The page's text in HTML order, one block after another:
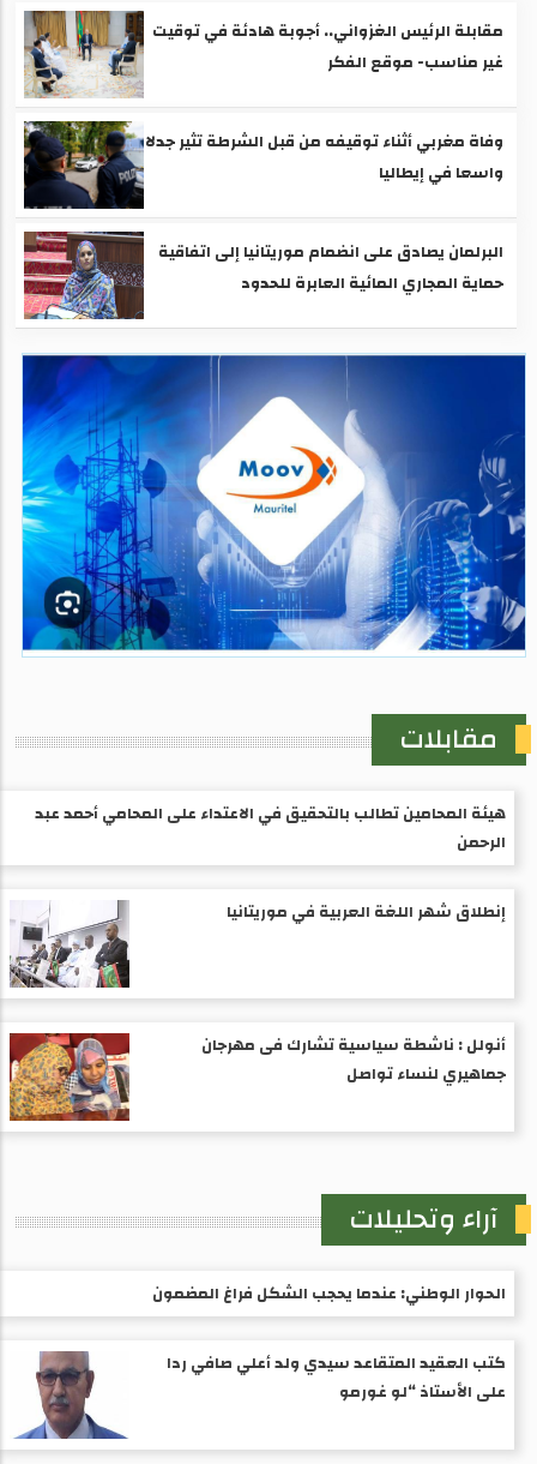
مقابلة الرئيس الغزواني.. أجوبة هادئة في توقيت
غير مناسب- موقع الفكر
وفاة مغربي أثناء توقيفه من قبل الشرطة تثير جدلا
واسعا في إيطاليا
البرلمان يصادق على انضمام موريتانيا إلى اتفاقية
حماية المجاري المائية العابرة للحدود
مقابلات
هيئة المحامين تطالب بالتحقيق في الاعتداء على المحامي أحمد عبد
الرحمن
إنطلاق شهر اللغة العربية في موريتانيا
أنولل : ناشطة سياسية تشارك فى مهرجان
جماهيري لنساء تواصل
آراء وتحليلات
الحوار الوطني: عندما يحجب الشكل فراغ المضمون
كتب العقيد المتقاعد سيدي ولد أعلي صافي ردا
على الأستاذ “لو غورمو